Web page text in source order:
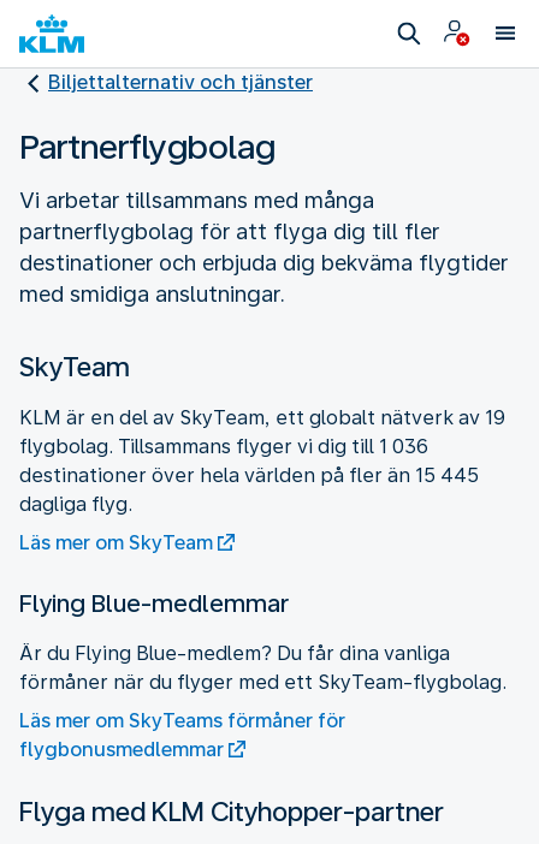
Biljettalternativ och tjänster
Partnerflygbolag
Vi arbetar tillsammans med många
partnerflygbolag för att flyga dig till fler
destinationer och erbjuda dig bekväma flygtider
med smidiga anslutningar.
SkyTeam
KLM är en del av SkyTeam, ett globalt nätverk av 19
flygbolag. Tillsammans flyger vi dig till 1 036
destinationer över hela världen på fler än 15 445
dagliga flyg.
Läs mer om SkyTeam
Flying Blue-medlemmar
Är du Flying Blue-medlem? Du får dina vanliga
förmåner när du flyger med ett SkyTeam-flygbolag.
Läs mer om SkyTeams förmåner för
flygbonusmedlemmar
Flyga med KLM Cityhopper-partner